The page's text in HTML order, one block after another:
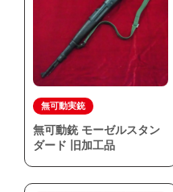
出張買取の流れ
店頭買取の流れ
遺品買取
出張対応エリア
よくある質問
関東・関西エリア
無可動実銃
無可動銃 モーゼルスタン
ダード 旧加工品